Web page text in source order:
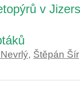
v
, Štěpán Šír